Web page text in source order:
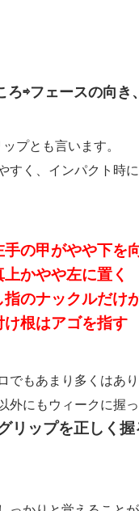
⇨フェースの向き
プとも言います。
すく、インパクト時
の甲がやや下を
かやや左に置く
のナックルだけ
根はアゴを指す
もあまり多くはあり
にもウィークに握っ
リップを正しく